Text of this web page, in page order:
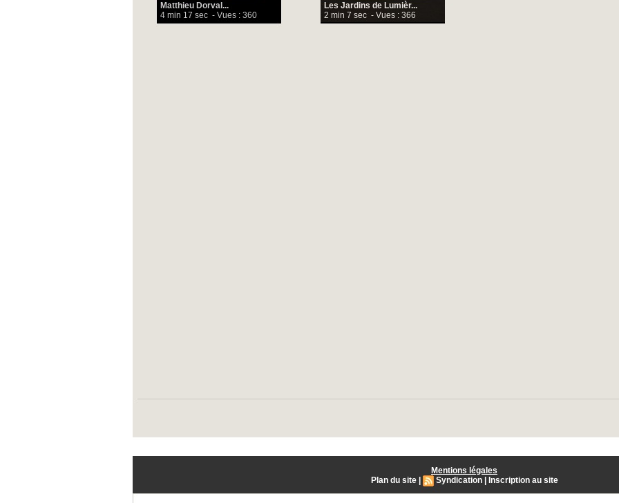
Matthieu Dorval...
4 min 17 sec - Vues : 360
Les Jardins de Lumièr...
2 min 7 sec - Vues : 366
Mentions légales
Plan du site
Syndication Inscription au site